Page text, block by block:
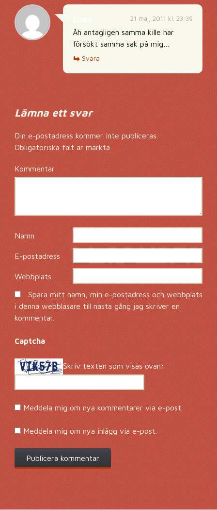
21 maj, 2011 kl. 23:39
Åh antagligen samma kille har
försökt samma sak på mig…
Svara
Lämna ett svar
Din e-postadress kommer inte publiceras.
Obligatoriska fält är märkta*
Kommentar*
Namn*
E-postadress*
Webbplats
Spara mitt namn, min e-postadress och webbplats
i denna webbläsare till nästa gång jag skriver en
kommentar.
Captcha*
Skriv texten som visas ovan:
Meddela mig om nya kommentarer via e-post.
Meddela mig om nya inlägg via e-post.